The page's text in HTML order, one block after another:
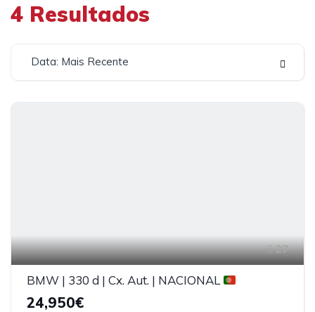
4 Resultados
Data: Mais Recente
27
BMW | 330 d | Cx. Aut. | NACIONAL
24,950€